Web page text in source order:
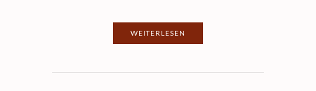
WEITERLESEN